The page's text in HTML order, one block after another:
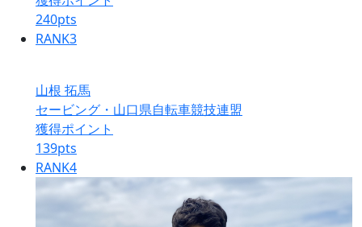
240pts
RANK3
山根 拓馬
セービング・山口県自転車競技連盟
獲得ポイント
139pts
RANK4